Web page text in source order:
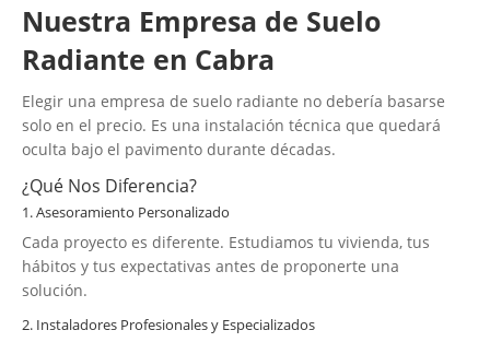
Nuestra Empresa de Suelo
Radiante en Cabra
Elegir una empresa de suelo radiante no debería basarse
solo en el precio. Es una instalación técnica que quedará
oculta bajo el pavimento durante décadas.
¿Qué Nos Diferencia?
1. Asesoramiento Personalizado
Cada proyecto es diferente. Estudiamos tu vivienda, tus
hábitos y tus expectativas antes de proponerte una
solución.
2. Instaladores Profesionales y Especializados